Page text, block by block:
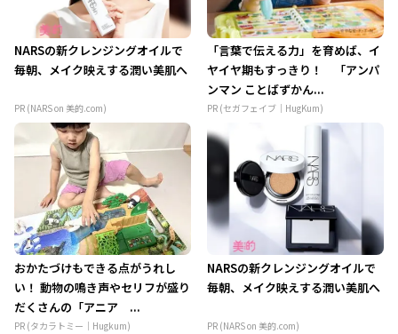
NARSの新クレンジングオイルで
毎朝、メイク映えする潤い美肌へ
PR (NARS on 美的.com)
「言葉で伝える力」を育めば、イ
ヤイヤ期もすっきり！ 「アンパ
ンマン ことばずかん...
PR (セガフェイブ｜HugKum)
おかたづけもできる点がうれし
い！ 動物の鳴き声やセリフが盛り
だくさんの「アニア ...
PR (タカラトミー｜Hugkum)
NARSの新クレンジングオイルで
毎朝、メイク映えする潤い美肌へ
PR (NARS on 美的.com)